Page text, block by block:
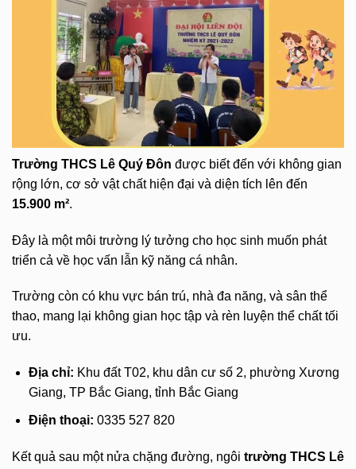
Trường THCS Lê Quý Đôn được biết đến với không gian
rộng lớn, cơ sở vật chất hiện đại và diện tích lên đến
15.900 m².
Đây là một môi trường lý tưởng cho học sinh muốn phát
triển cả về học vấn lẫn kỹ năng cá nhân.
Trường còn có khu vực bán trú, nhà đa năng, và sân thể
thao, mang lại không gian học tập và rèn luyện thể chất tối
ưu.
Địa chỉ: Khu đất T02, khu dân cư số 2, phường Xương
Giang, TP Bắc Giang, tỉnh Bắc Giang
Điện thoại: 0335 527 820
Kết quả sau một nửa chặng đường, ngôi trường THCS Lê